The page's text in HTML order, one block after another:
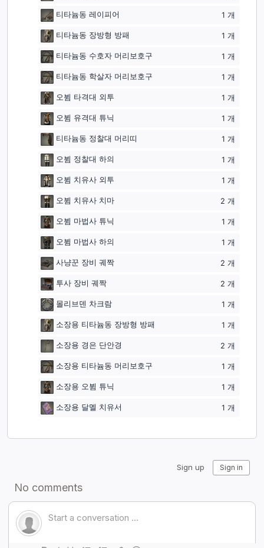
티타늄동 레이피어 1 개
티타늄동 장방형 방패 1 개
티타늄동 수호자 머리보호구 1 개
티타늄동 학살자 머리보호구 1 개
오뷤 타격대 외투 1 개
오뷤 유격대 튜닉 1 개
티타늄동 정찰대 머리띠 1 개
오뷤 정찰대 하의 1 개
오뷤 치유사 외투 1 개
오뷤 치유사 치마 2 개
오뷤 마법사 튜닉 1 개
오뷤 마법사 하의 1 개
사냥꾼 장비 궤짝 2 개
투사 장비 궤짝 2 개
몰리브덴 차크람 1 개
소장용 티타늄동 장방형 방패 1 개
소장용 경은 단안경 2 개
소장용 티타늄동 머리보호구 1 개
소장용 오뷤 튜닉 1 개
소장용 달멜 치유서 1 개